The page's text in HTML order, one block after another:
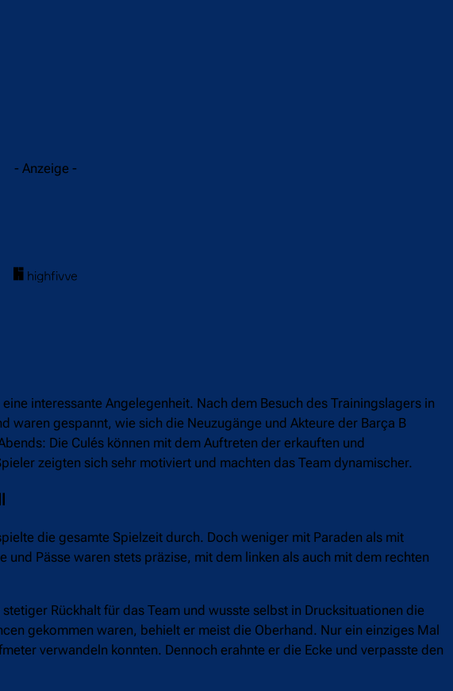
- Anzeige -
interessante Angelegenheit. Nach dem Besuch des Trainingslagers in
waren gespannt, wie sich die Neuzugänge und Akteure der Barça B
Die Culés können mit dem Auftreten der erkauften und
zeigten sich sehr motiviert und machten das Team dynamischer.
die gesamte Spielzeit durch. Doch weniger mit Paraden als mit
Pässe waren stets präzise, mit dem linken als auch mit dem rechten
Rückhalt für das Team und wusste selbst in Drucksituationen die
gekommen waren, behielt er meist die Oberhand. Nur ein einziges Mal
verwandeln konnten. Dennoch erahnte er die Ecke und verpasste den